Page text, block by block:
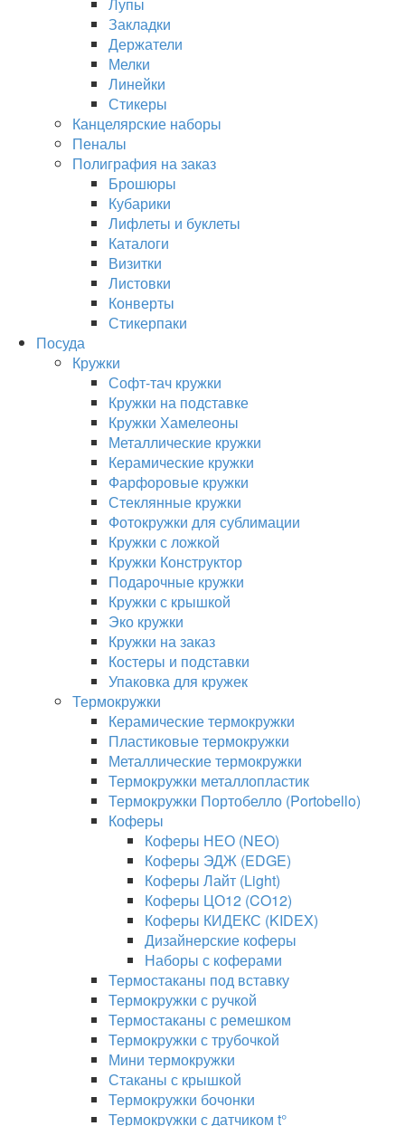
Закладки
Держатели
Мелки
Линейки
Стикеры
Канцелярские наборы
Пеналы
Полиграфия на заказ
Брошюры
Кубарики
Лифлеты и буклеты
Каталоги
Визитки
Листовки
Конверты
Стикерпаки
Посуда
Кружки
Софт-тач кружки
Кружки на подставке
Кружки Хамелеоны
Металлические кружки
Керамические кружки
Фарфоровые кружки
Стеклянные кружки
Фотокружки для сублимации
Кружки с ложкой
Кружки Конструктор
Подарочные кружки
Кружки с крышкой
Эко кружки
Кружки на заказ
Костеры и подставки
Упаковка для кружек
Термокружки
Керамические термокружки
Пластиковые термокружки
Металлические термокружки
Термокружки металлопластик
Термокружки Портобелло (Portobello)
Коферы
Коферы НЕО (NEO)
Коферы ЭДЖ (EDGE)
Коферы Лайт (Light)
Коферы ЦО12 (CO12)
Коферы КИДЕКС (KIDEX)
Дизайнерские коферы
Наборы с коферами
Термостаканы под вставку
Термокружки с ручкой
Термостаканы с ремешком
Термокружки с трубочкой
Мини термокружки
Стаканы с крышкой
Термокружки бочонки
Термокружки с датчиком t°